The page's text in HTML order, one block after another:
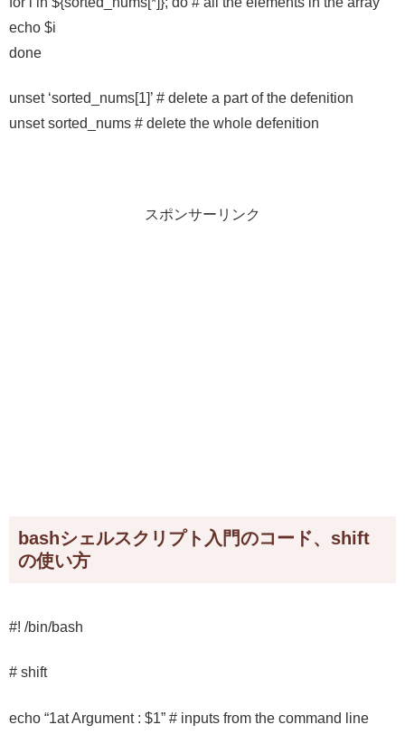
echo $i
done
unset ‘sorted_nums[1]’ # delete a part of the defenition
unset sorted_nums # delete the whole defenition
スポンサーリンク
bashシェルスクリプト入門のコード、shift
の使い方
#! /bin/bash
# shift
echo “1at Argument : $1” # inputs from the command line